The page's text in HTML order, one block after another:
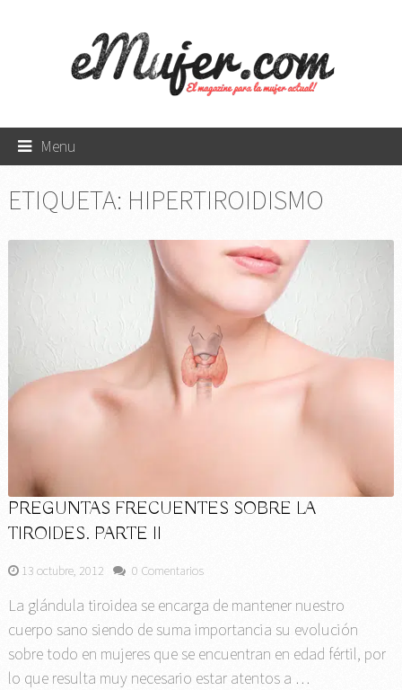
Menu
ETIQUETA: HIPERTIROIDISMO
PREGUNTAS FRECUENTES SOBRE LA
TIROIDES. PARTE II
13 octubre, 2012 0 Comentarios
La glándula tiroidea se encarga de mantener nuestro
cuerpo sano siendo de suma importancia su evolución
sobre todo en mujeres que se encuentran en edad fértil, por
lo que resulta muy necesario estar atentos a …